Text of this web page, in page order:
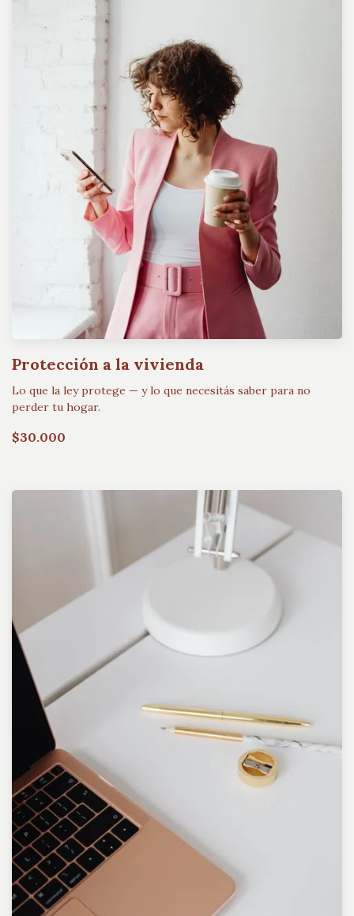
Protección a la vivienda
Lo que la ley protege — y lo que necesitás saber para no
perder tu hogar.
$30.000